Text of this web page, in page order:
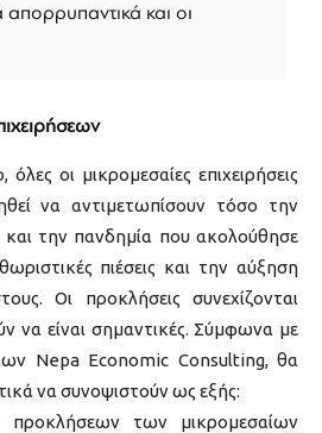
απορρυπαντικά και οι
οι μικρομεσαίες επιχειρήσεις
να αντιμετωπίσουν τόσο την
και την πανδημία που ακολούθησε
πιέσεις και την αύξηση
Οι προκλήσεις συνεχίζονται
να είναι σημαντικές. Σύμφωνα με
Nepa Economic Consulting, θα
να συνοψιστούν ως εξής:
των μικρομεσαίων